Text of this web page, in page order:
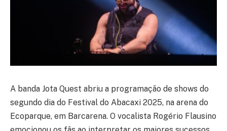
A banda Jota Quest abriu a programação de shows do
segundo dia do Festival do Abacaxi 2025, na arena do
Ecoparque, em Barcarena. O vocalista Rogério Flausino